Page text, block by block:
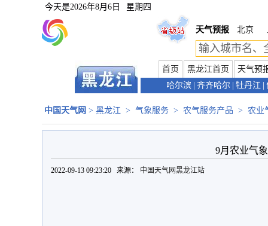
今天是2026年8月6日 星期四
天气预报 北京
首页 黑龙江首页
天气预
哈尔滨 齐齐哈尔 牡丹江
中国天气网 > 黑龙江 > 气象服务 > 农气服务产品 > 农业
9月农业气
2022-09-13 09:23:20 来源： 中国天气网黑龙江站